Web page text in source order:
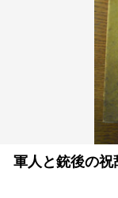
軍人と銃後の